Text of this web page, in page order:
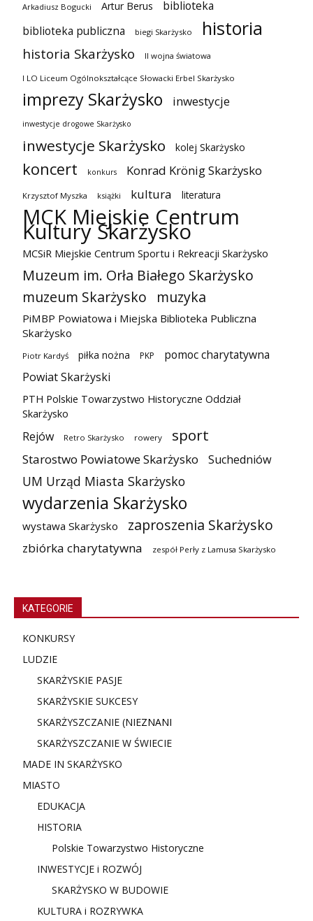
Arkadiusz Bogucki Artur Berus
biblioteka
biblioteka publiczna
biegi Skarżysko historia
historia Skarżysko II wojna światowa
I LO Liceum Ogólnokształcące Słowacki Erbel Skarżysko
imprezy Skarżysko inwestycje
inwestycje drogowe Skarżysko
inwestycje Skarżysko kolej Skarżysko
koncert konkurs Konrad Krönig Skarżysko
Krzysztof Myszka książki kultura literatura
MCK Miejskie Centrum
Kultury Skarżysko
MCSiR Miejskie Centrum Sportu i Rekreacji Skarżysko
Muzeum im. Orła Białego Skarżysko
muzeum Skarżysko
muzyka
PiMBP Powiatowa i Miejska Biblioteka Publiczna
Skarżysko
Piotr Kardyś piłka nożna PKP
pomoc charytatywna
Powiat Skarżyski
PTH Polskie Towarzystwo Historyczne Oddział
Skarżysko
Rejów Retro Skarżysko rowery sport
Starostwo Powiatowe Skarżysko Suchedniów
UM Urząd Miasta Skarżysko
wydarzenia Skarżysko
wystawa Skarżysko zaproszenia Skarżysko
zbiórka charytatywna zespół Perły z Lamusa Skarżysko
KATEGORIE
KONKURSY
LUDZIE
SKARŻYSKIE PASJE
SKARŻYSKIE SUKCESY
SKARŻYSZCZANIE (NIEZNANI
SKARŻYSZCZANIE W ŚWIECIE
MADE IN SKARŻYSKO
MIASTO
EDUKACJA
HISTORIA
Polskie Towarzystwo Historyczne
INWESTYCJE i ROZWÓJ
SKARŻYSKO W BUDOWIE
KULTURA i ROZRYWKA